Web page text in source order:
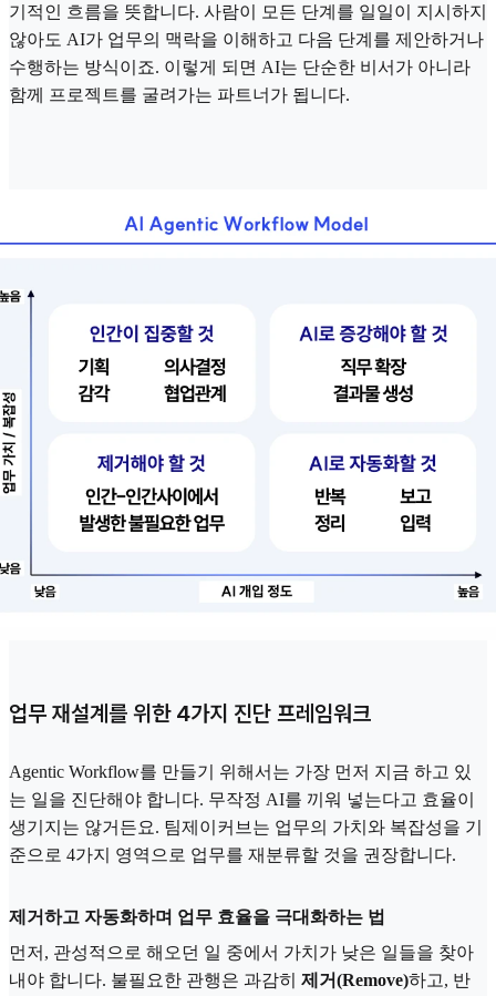
기적인 흐름을 뜻합니다. 사람이 모든 단계를 일일이 지시하지
않아도 AI가 업무의 맥락을 이해하고 다음 단계를 제안하거나
수행하는 방식이죠. 이렇게 되면 AI는 단순한 비서가 아니라
함께 프로젝트를 굴려가는 파트너가 됩니다.
업무 재설계를 위한 4가지 진단 프레임워크
Agentic Workflow를 만들기 위해서는 가장 먼저 지금 하고 있
는 일을 진단해야 합니다. 무작정 AI를 끼워 넣는다고 효율이
생기지는 않거든요. 팀제이커브는 업무의 가치와 복잡성을 기
준으로 4가지 영역으로 업무를 재분류할 것을 권장합니다.
제거하고 자동화하며 업무 효율을 극대화하는 법
먼저, 관성적으로 해오던 일 중에서 가치가 낮은 일들을 찾아
내야 합니다. 불필요한 관행은 과감히 제거(Remove)하고, 반